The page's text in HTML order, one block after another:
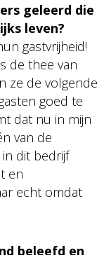
geleerd die
leven?
gastvrijheid!
de thee van
ze de volgende
goed te
dat nu in mijn
van de
dit bedrijf
en
echt omdat
beleefd en